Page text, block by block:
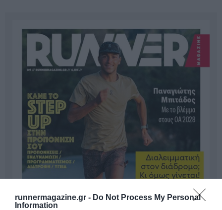
runnermagazine.gr - Do Not Process My Personal
Information